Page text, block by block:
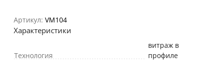
Артикул: VM104
Характеристики
Технология
витраж в
профиле